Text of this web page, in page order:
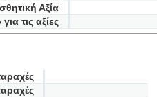
Αξία
τις αξίες